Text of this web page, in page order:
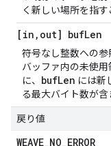
く新しい場所を指す
[in , out] bufLen
符号なし整数への参
バッファ内の未使用
に、 bufLen には新
る最大バイト数が含
戻り値
WEAVE_NO_ERROR